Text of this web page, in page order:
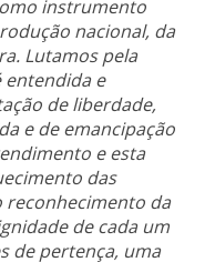
instrumento
nacional, da
Lutamos pela
entendida e
de liberdade,
e de emancipação
e esta
das
reconhecimento da
de cada um
de pertença, uma